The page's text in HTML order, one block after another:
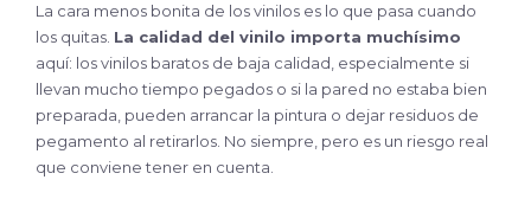
La cara menos bonita de los vinilos es lo que pasa cuando
los quitas. La calidad del vinilo importa muchísimo
aquí: los vinilos baratos de baja calidad, especialmente si
llevan mucho tiempo pegados o si la pared no estaba bien
preparada, pueden arrancar la pintura o dejar residuos de
pegamento al retirarlos. No siempre, pero es un riesgo real
que conviene tener en cuenta.